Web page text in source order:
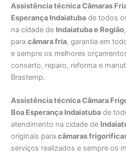
Assistência técnica Câmaras
Esperança Indaiatuba de todos
na cidade de Indaiatuba e Região
paracâmara fria, garantia em
e sempre os melhores
conserto, reparo, reforma e
Brastemp.
Assistência técnica Câmara
Boa Esperança Indaiatuba de
atendimento na cidade de
originais paracâmaras
serviços realizados e sempre os